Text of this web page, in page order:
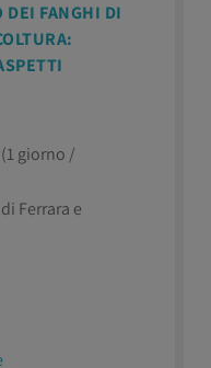
FANGHI DI
giorno /
Ferrara e